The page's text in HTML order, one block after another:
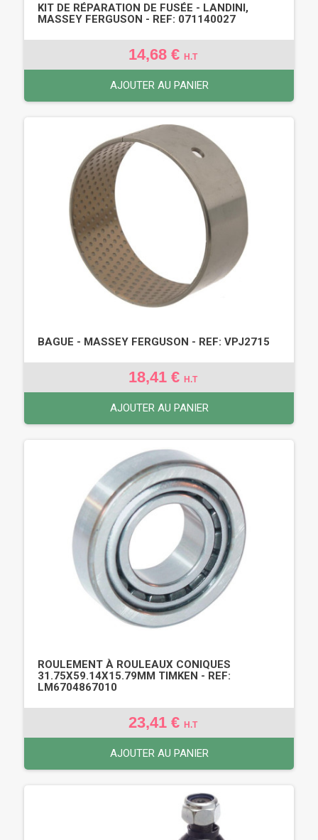
KIT DE RÉPARATION DE FUSÉE - LANDINI,
MASSEY FERGUSON - REF: 071140027
14,68 € H.T
AJOUTER AU PANIER
BAGUE - MASSEY FERGUSON - REF: VPJ2715
18,41 € H.T
AJOUTER AU PANIER
ROULEMENT À ROULEAUX CONIQUES
31.75X59.14X15.79MM TIMKEN - REF:
LM6704867010
23,41 € H.T
AJOUTER AU PANIER